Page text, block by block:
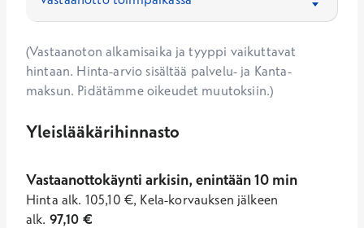
(Vastaanoton alkamisaika ja tyyppi vaikuttavat
hintaan. Hinta-arvio sisältää palvelu- ja Kanta-
maksun. Pidätämme oikeudet muutoksiin.)
Yleislääkärihinnasto
Vastaanottokäynti arkisin, enintään 10 min
Hinta alk. 105,10 €, Kela-korvauksen jälkeen
alk. 97,10 €